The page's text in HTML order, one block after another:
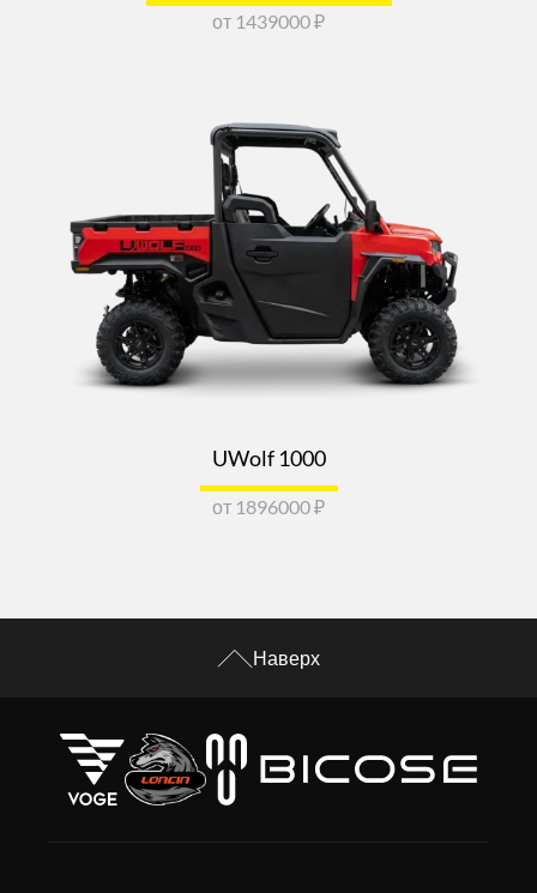
от 1439000 ₽
UWolf 1000
от 1896000 ₽
Наверх